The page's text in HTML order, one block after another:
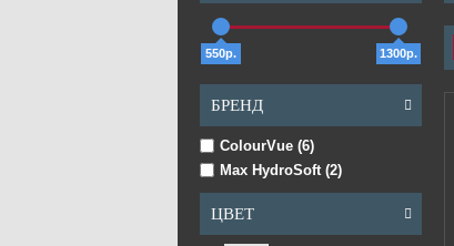
550р. 1300р.
БРЕНД
ColourVue (6)
Max HydroSoft (2)
ЦВЕТ